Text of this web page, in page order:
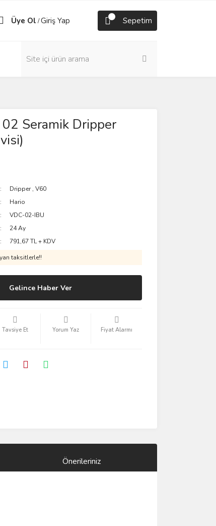
Üye Ol /Giriş Yap Sepetim
Seramik Dripper
Dripper,V60
Hario
VDC-02-IBU
24 Ay
791,67 TL + KDV
taksitlerle!!
Gelince Haber Ver
Tavsiye Et Yorum Yaz Fiyat Alarmı
Önerileriniz